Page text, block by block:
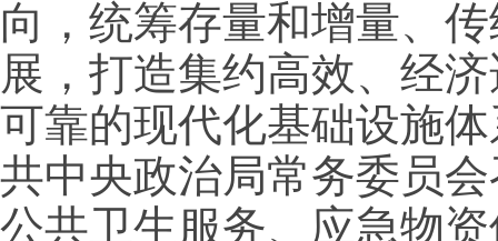
向，统筹存量和增量、
展，打造集约高效、经
可靠的现代化基础设施
共中央政治局常务委员
公共卫生服务、应急物